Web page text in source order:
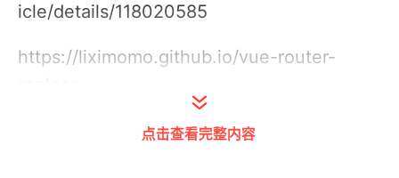
icle/details/118020585
https://liximomo.github.io/vue-router-
点击查看完整内容